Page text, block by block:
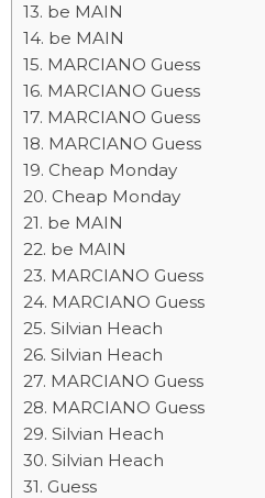
be MAIN
be MAIN
MARCIANO Guess
MARCIANO Guess
MARCIANO Guess
MARCIANO Guess
Cheap Monday
Cheap Monday
be MAIN
be MAIN
MARCIANO Guess
MARCIANO Guess
Silvian Heach
Silvian Heach
MARCIANO Guess
MARCIANO Guess
Silvian Heach
Silvian Heach
Guess